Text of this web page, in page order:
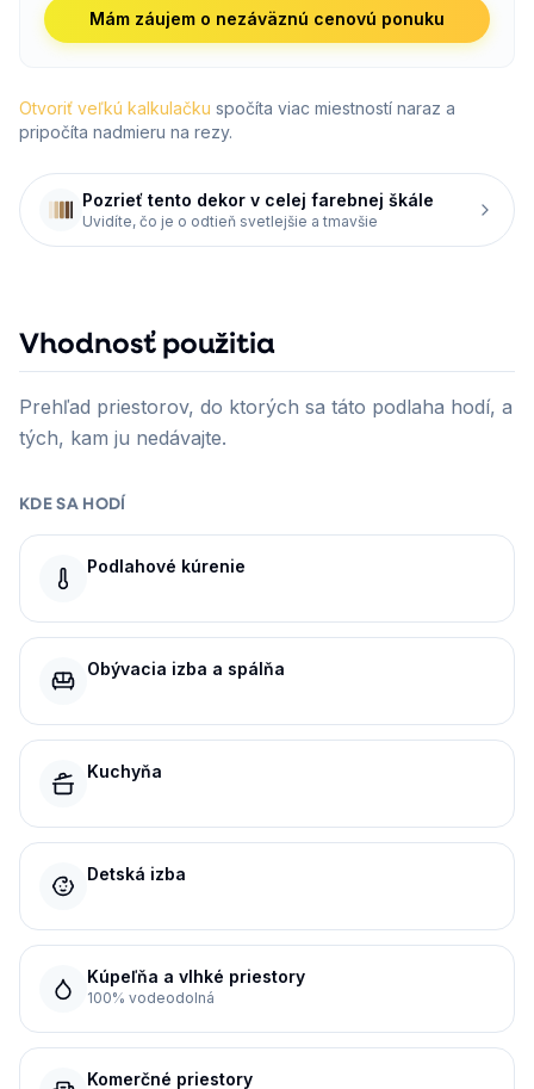
Mám záujem o nezáväznú cenovú ponuku
Otvoriť veľkú kalkulačku spočíta viac miestností naraz a
pripočíta nadmieru na rezy.
Pozrieť tento dekor v celej farebnej škále
Uvidíte, čo je o odtieň svetlejšie a tmavšie
Vhodnosť použitia
Prehľad priestorov, do ktorých sa táto podlaha hodí, a
tých, kam ju nedávajte.
KDE SA HODÍ
Podlahové kúrenie
Obývacia izba a spálňa
Kuchyňa
Detská izba
Kúpeľňa a vlhké priestory
100% vodeodolná
Komerčné priestory